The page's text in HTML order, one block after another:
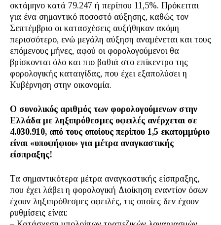
οκτάμηνο κατά 79.247 ή περίπου 11,5%. Πρόκειται
για ένα σημαντικό ποσοστό αύξησης, καθώς τον
Σεπτέμβριο οι κατασχέσεις αυξήθηκαν ακόμη
περισσότερο, ενώ μεγάλη αύξηση αναμένεται και τους
επόμενους μήνες, αφού οι φορολογούμενοι θα
βρίσκονται όλο και πιο βαθιά στο επίκεντρο της
φορολογικής καταιγίδας, που έχει εξαπολύσει η
Κυβέρνηση στην οικονομία.
Ο συνολικός αριθμός των φορολογούμενων στην
Ελλάδα με ληξιπρόθεσμες οφειλές ανέρχεται σε
4.030.910, από τους οποίους περίπου 1,5 εκατομμύριο
είναι «υποψήφιοι» για μέτρα αναγκαστικής
είσπραξης!
Τα σημαντικότερα μέτρα αναγκαστικής είσπραξης,
που έχει λάβει η φορολογική Διοίκηση εναντίον όσων
έχουν ληξιπρόθεσμες οφειλές, τις οποίες δεν έχουν
ρυθμίσεις είναι: